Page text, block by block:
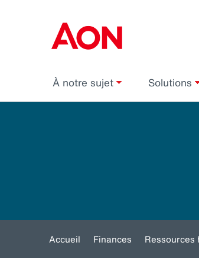
À notre sujet Solutions
Accueil Finances
Toggle
Ressources